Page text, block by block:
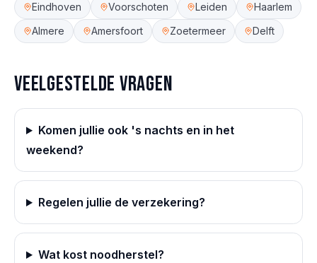
Eindhoven
Voorschoten Leiden
Haarlem
Almere
Amersfoort Zoetermeer Delft
Veelgestelde vragen
Komen jullie ook 's nachts en in het
weekend?
Regelen jullie de verzekering?
Wat kost noodherstel?